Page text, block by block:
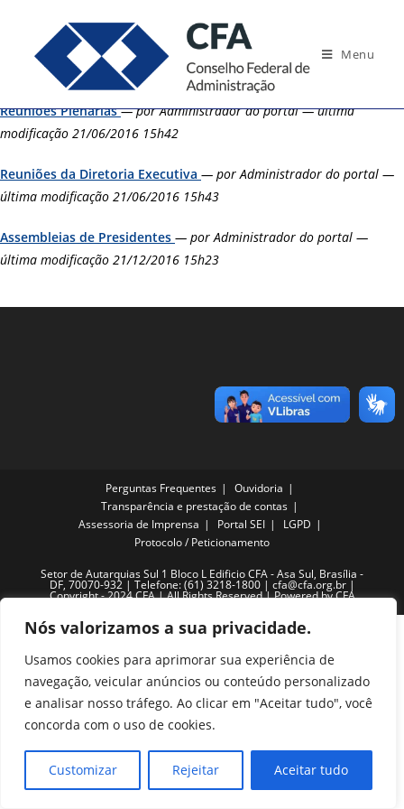
Nós valorizamos a sua privacidade.
Usamos cookies para aprimorar sua experiência de
navegação, veicular anúncios ou conteúdo personalizado
e analisar nosso tráfego. Ao clicar em "Aceitar tudo", você
concorda com o uso de cookies.
Customizar Rejeitar Aceitar tudo
conteúdo
Menu
Reuniões Plenárias— por Administrador do portal — última
modificação 21/06/2016 15h42
Reuniões da Diretoria Executiva — por Administrador do portal —
última modificação 21/06/2016 15h43
Assembleias de Presidentes — por Administrador do portal —
última modificação 21/12/2016 15h23
Perguntas Frequentes
Ouvidoria
Transparência e prestação de contas
Assessoria de Imprensa
Portal SEI
LGPD
Protocolo / Peticionamento
Setor de Autarquias Sul 1 Bloco L Edificio CFA - Asa Sul, Brasília -
DF, 70070-932 | Telefone: (61) 3218-1800 | cfa@cfa.org.br |
Copyright - 2024 CFA | All Rights Reserved | Powered by CFA